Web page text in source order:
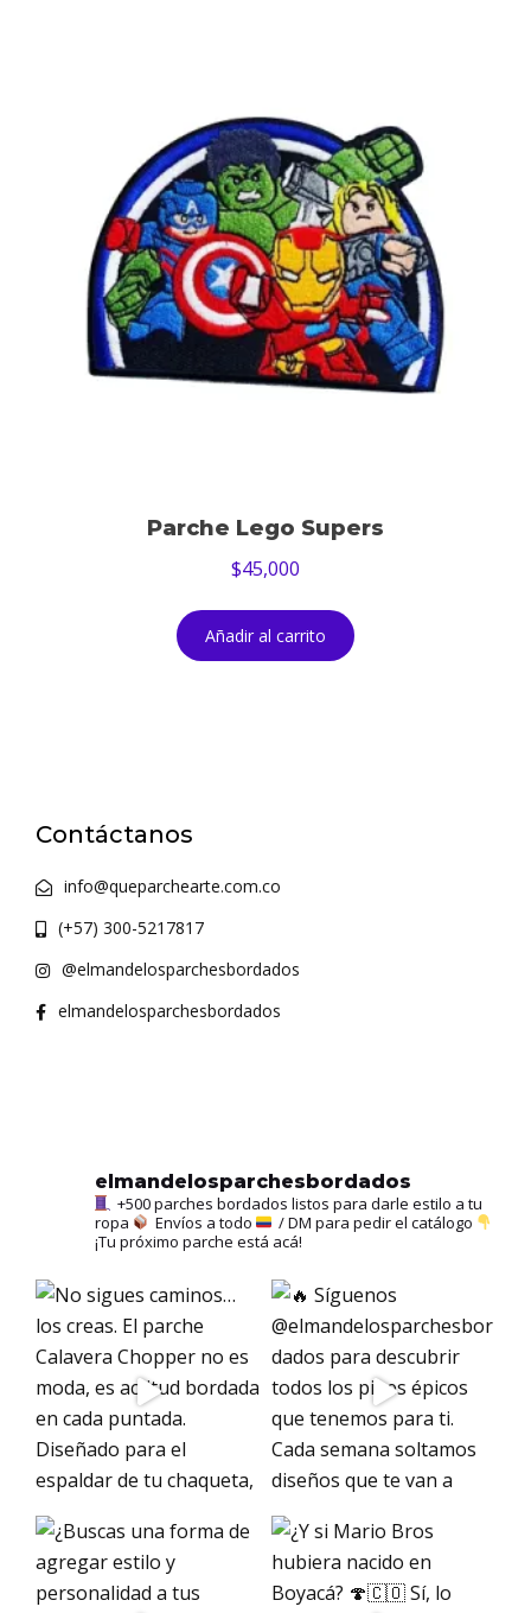
Parche Lego Supers
$45,000
Añadir al carrito
Contáctanos
info@queparchearte.com.co
(+57) 300-5217817
@elmandelosparchesbordados
elmandelosparchesbordados
elmandelosparchesbordados
+500 parches bordados listos para darle estilo a tu
ropa
Envíos a todo
/ DM para pedir el catálogo
¡Tu próximo parche está acá!